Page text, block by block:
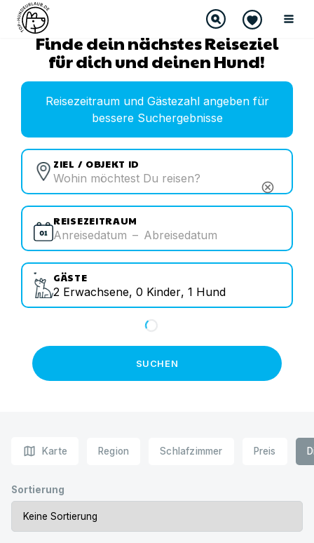
Finde dein nächstes Reiseziel
für dich und deinen Hund!
Reisezeitraum und Gästezahl angeben für
bessere Suchergebnisse
ZIEL / OBJEKT ID
cancel
REISEZEITRAUM
Anreisedatum – Abreisedatum
GÄSTE
2 Erwachsene, 0 Kinder, 1 Hund
SUCHEN
map Karte Region Schlafzimmer Preis
Sortierung